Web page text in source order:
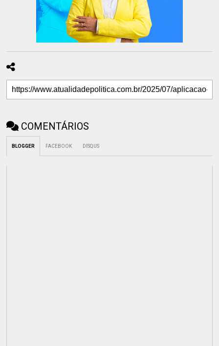
COMENTÁRIOS
BLOGGER FACEBOOK DISQUS